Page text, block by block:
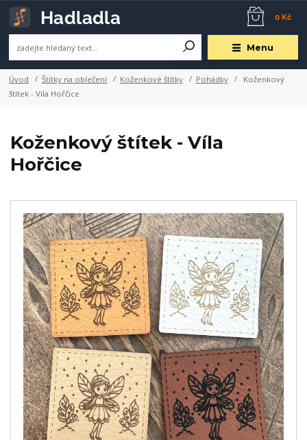
Menu
0 Kč
Úvod Štítky na oblečení Koženkové štítky Pohádky
Koženkový
štítek - Víla Hořčice
Koženkový štítek - Víla
Hořčice